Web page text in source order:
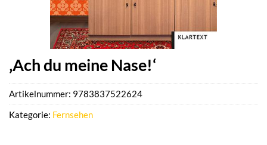
‚Ach du meine Nase!‘
Artikelnummer: 9783837522624
Kategorie: Fernsehen